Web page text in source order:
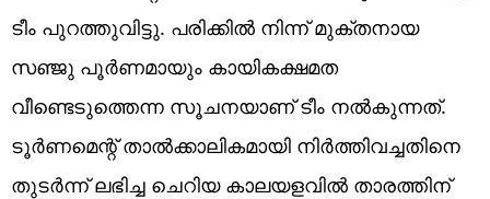
ടീം പുറത്തുവിട്ടു. പരിക്കില്‍ നിന്ന് മുക്തനായ
സഞ്ജു പൂര്‍ണമായും കായികക്ഷമത
വീണ്ടെടുത്തെന്ന സൂചനയാണ് ടീം നല്‍കുന്നത്.
ടൂര്‍ണമെന്റ് താല്‍ക്കാലികമായി നിര്‍ത്തിവച്ചതിനെ
തുടര്‍ന്ന് ലഭിച്ച ചെറിയ കാലയളവില്‍ താരത്തിന്